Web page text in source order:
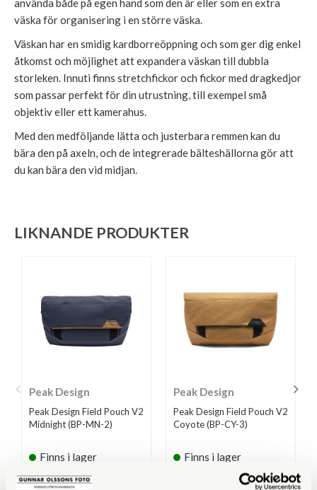
använda både på egen hand som den är eller som en extra
väska för organisering i en större väska.
Väskan har en smidig kardborreöppning och som ger dig enkel
åtkomst och möjlighet att expandera väskan till dubbla
storleken. Innuti finns stretchfickor och fickor med dragkedjor
som passar perfekt för din utrustning, till exempel små
objektiv eller ett kamerahus.
Med den medföljande lätta och justerbara remmen kan du
bära den på axeln, och de integrerade bälteshällorna gör att
du kan bära den vid midjan.
LIKNANDE PRODUKTER
Peak Design
Peak Design Field Pouch V2
Midnight (BP-MN-2)
Finns i lager
649 SEK
Peak Design
Peak Design Field Pouch V2
Coyote (BP-CY-3)
Finns i lager